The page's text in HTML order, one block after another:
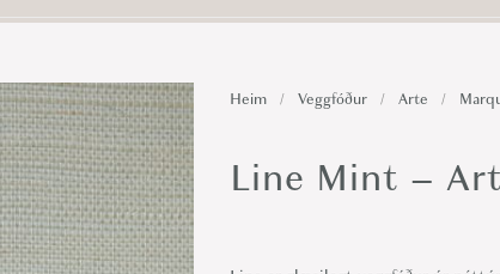
Line Mint –
Heim / Veggfóður / Arte /